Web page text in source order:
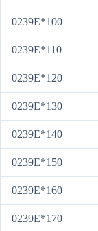
0239E*100
0239E*110
0239E*120
0239E*130
0239E*140
0239E*150
0239E*160
0239E*170